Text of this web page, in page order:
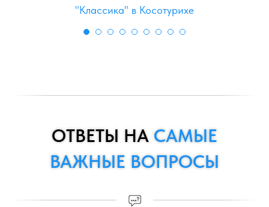
"Классика" в Косотурихе
ОТВЕТЫ НА САМЫЕ
ВАЖНЫЕ ВОПРОСЫ